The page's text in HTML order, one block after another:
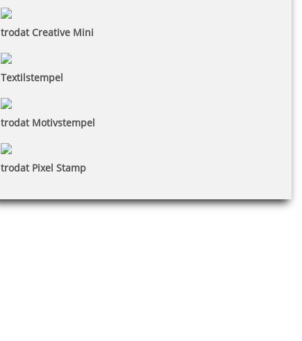
trodat Creative Mini
Textilstempel
trodat Motivstempel
trodat Pixel Stamp